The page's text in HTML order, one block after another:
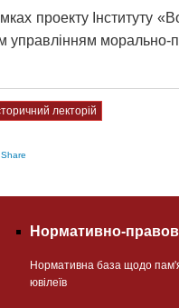
проекту Інституту
управлінням морально-
лекторій
Share
Нормативно-
Нормативна база щодо
ювілеїв